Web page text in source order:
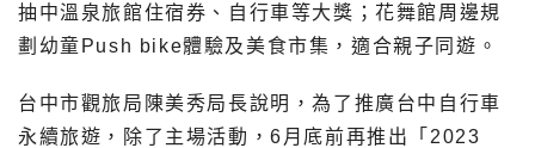
抽中溫泉旅館住宿券、自行車等大獎；花舞館周邊規
劃幼童Push bike體驗及美食市集，適合親子同遊。
台中市觀旅局陳美秀局長說明，為了推廣台中自行車
永續旅遊，除了主場活動，6月底前再推出「2023